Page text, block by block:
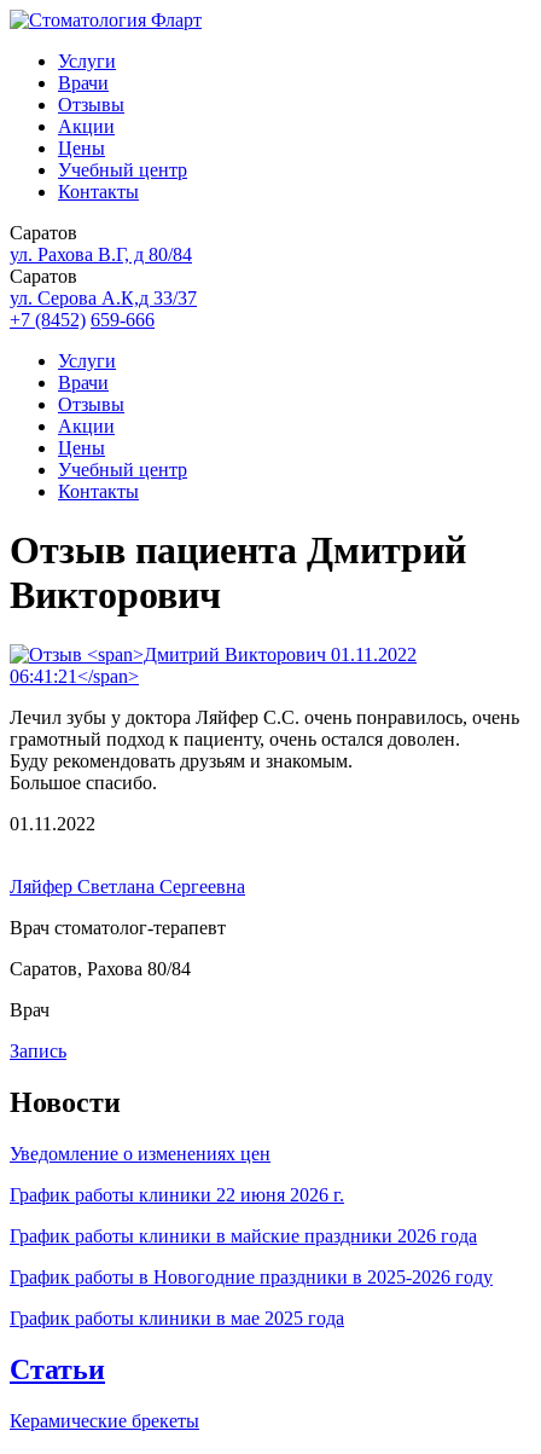
Услуги
Врачи
Отзывы
Акции
Цены
Учебный центр
Контакты
Саратов
ул. Рахова В.Г, д 80/84
Саратов
ул. Серова А.К,д 33/37
+7 (8452) 659-666
Услуги
Врачи
Отзывы
Акции
Цены
Учебный центр
Контакты
Отзыв пациента Дмитрий
Викторович
Лечил зубы у доктора Ляйфер С.С. очень понравилось, очень
грамотный подход к пациенту, очень остался доволен.
Буду рекомендовать друзьям и знакомым.
Большое спасибо.
01.11.2022
Ляйфер Светлана Сергеевна
Врач стоматолог-терапевт
Саратов, Рахова 80/84
Врач
Запись
Новости
Уведомление о изменениях цен
График работы клиники 22 июня 2026 г.
График работы клиники в майские праздники 2026 года
График работы в Новогодние праздники в 2025-2026 году
График работы клиники в мае 2025 года
Статьи
Керамические брекеты